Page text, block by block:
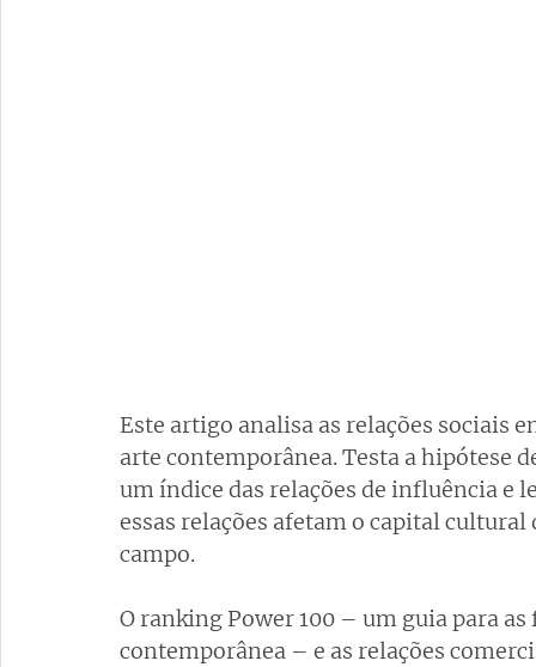
Este artigo analisa as relações sociais
arte contemporânea. Testa a hipótese
um índice das relações de influência e
essas relações afetam o capital
campo.
O ranking Power 100 – um guia para
contemporânea – e as relações